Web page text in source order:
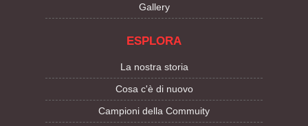
Gallery
ESPLORA
La nostra storia
Cosa c'è di nuovo
Campioni della Commuity